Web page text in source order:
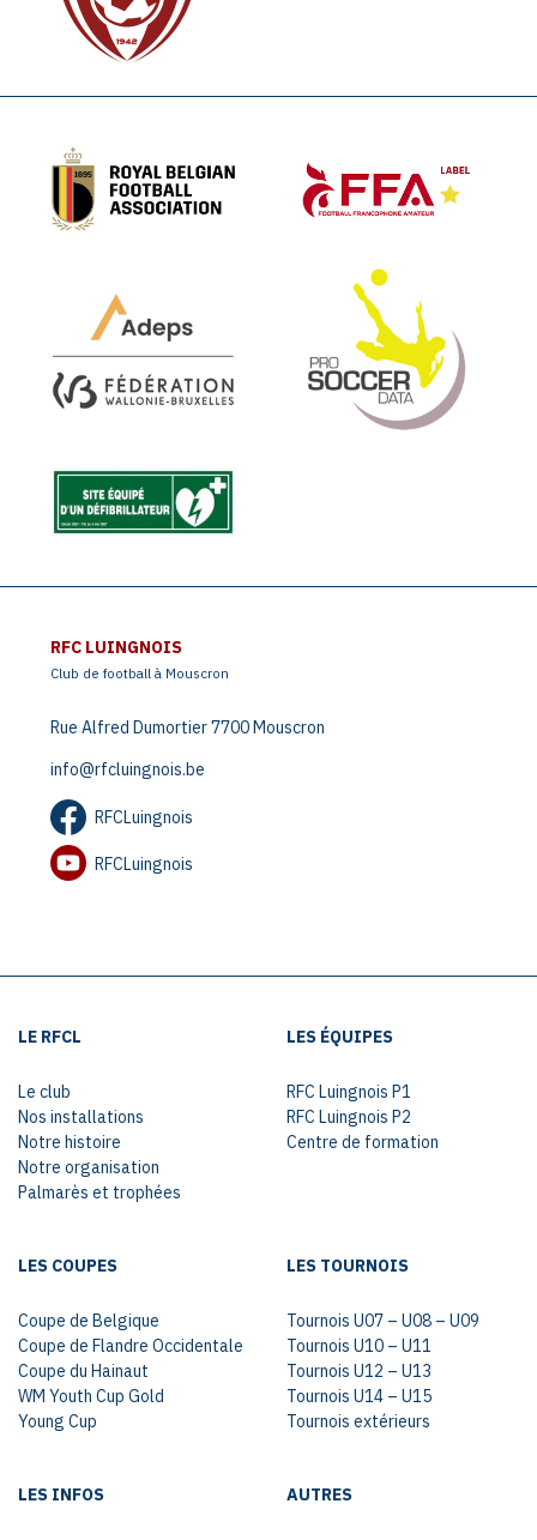
RFC LUINGNOIS
Club de football à Mouscron
Rue Alfred Dumortier 7700 Mouscron
info@rfcluingnois.be
RFCLuingnois
RFCLuingnois
LE RFCL
Le club
Nos installations
Notre histoire
Notre organisation
Palmarès et trophées
LES ÉQUIPES
RFC Luingnois P1
RFC Luingnois P2
Centre de formation
LES COUPES
Coupe de Belgique
Coupe de Flandre Occidentale
Coupe du Hainaut
WM Youth Cup Gold
Young Cup
LES TOURNOIS
Tournois U07 – U08 – U09
Tournois U10 – U11
Tournois U12 – U13
Tournois U14 – U15
Tournois extérieurs
LES INFOS AUTRES